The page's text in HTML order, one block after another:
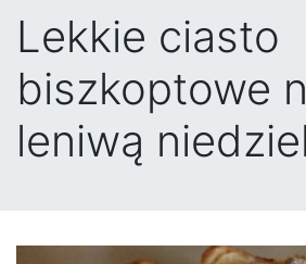
Lekkie ciasto
biszkoptowe
leniwą